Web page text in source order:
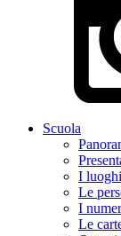
Scuola
I luoghi
Le
I
Le